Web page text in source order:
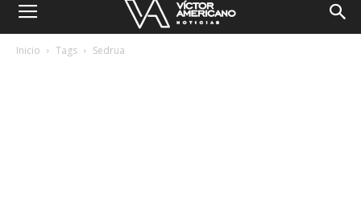
Inicio Tags Sedrua